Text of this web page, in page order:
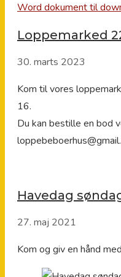
Word dokument til
Loppemarked
30. marts 2023
Kom til vores
16.
Du kan bestille en bod
Havedag
27. maj 2021
Kom og giv en hånd